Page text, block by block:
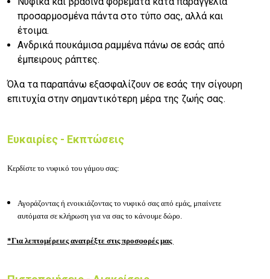
προσαρμοσμένα πάντα στο τύπο σας, αλλά και
έτοιμα.
Ανδρικά πουκάμισα ραμμένα πάνω σε εσάς από
έμπειρους ράπτες.
Όλα τα παραπάνω εξασφαλίζουν σε εσάς την σίγουρη
επιτυχία στην σημαντικότερη μέρα της ζωής σας.
Ευκαιρίες - Εκπτώσεις
Κερδίστε το νυφικό του γάμου σας:
Αγοράζοντας ή ενοικιάζοντας το νυφικό σας από εμάς, μπαίνετε
αυτόματα σε κλήρωση για να σας το κάνουμε δώρο.
*Για λεπτομέρειες ανατρέξτε στις προσφορές μας